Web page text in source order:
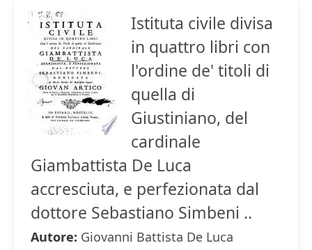
Istituta civile divisa
in quattro libri con
l'ordine de' titoli di
quella di
Giustiniano, del
cardinale
Giambattista De Luca
accresciuta, e perfezionata dal
dottore Sebastiano Simbeni ..
Autore: Giovanni Battista De Luca